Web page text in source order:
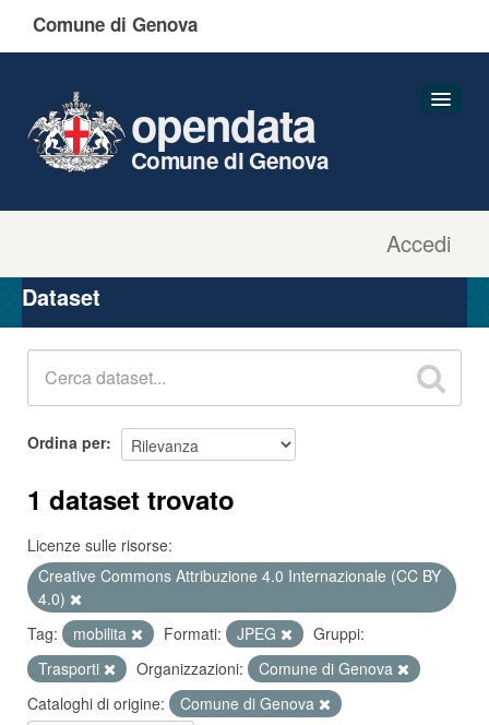
Comune di Genova
Accedi
opendata
Comune di Genova
Organizzazioni
Gruppi
Dataset
Ordina per
1 dataset trovato
Licenze sulle risorse:
Creative Commons Attribuzione 4.0 Internazionale (CC BY
4.0)
Tag:
mobilita Formati: JPEG
Gruppi:
Trasporti
Organizzazioni:
Comune di Genova
Cataloghi di origine:
Comune di Genova